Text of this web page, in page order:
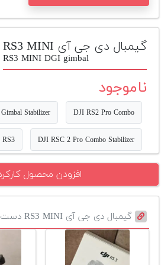
تجهیزات
پلاس
افزودن
محصول
قیمت
دوربین
بله
گیمبال دی جی آی RS3 MINI
RS3 MINI DGI gimbal
ناموجود
DJI RS2 Pro Combo
Stabilizer
DJI RSC 2 Pro Combo Stabilizer
افزودن محصول
گیمبال دی جی آی RS3 MINI دست دوم